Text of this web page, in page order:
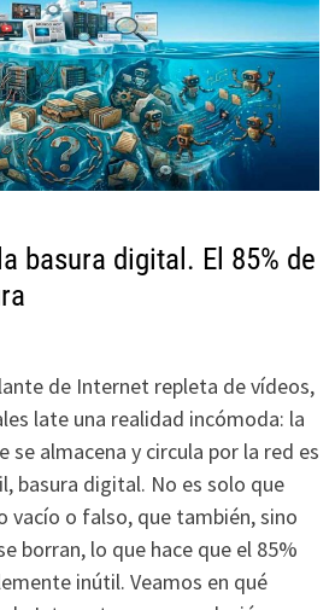
basura digital. El 85% de
de Internet repleta de vídeos,
late una realidad incómoda: la
se almacena y circula por la red es
basura digital. No es solo que
vacío o falso, que también, sino
borran, lo que hace que el 85%
inútil. Veamos en qué